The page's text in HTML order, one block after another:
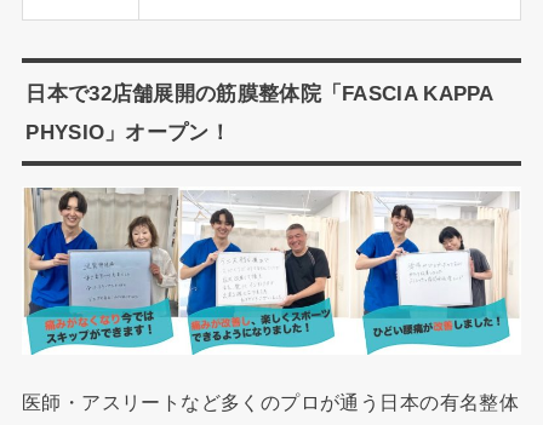
日本で32店舗展開の筋膜整体院「FASCIA KAPPA
PHYSIO」オープン！
医師・アスリートなど多くのプロが通う日本の有名整体